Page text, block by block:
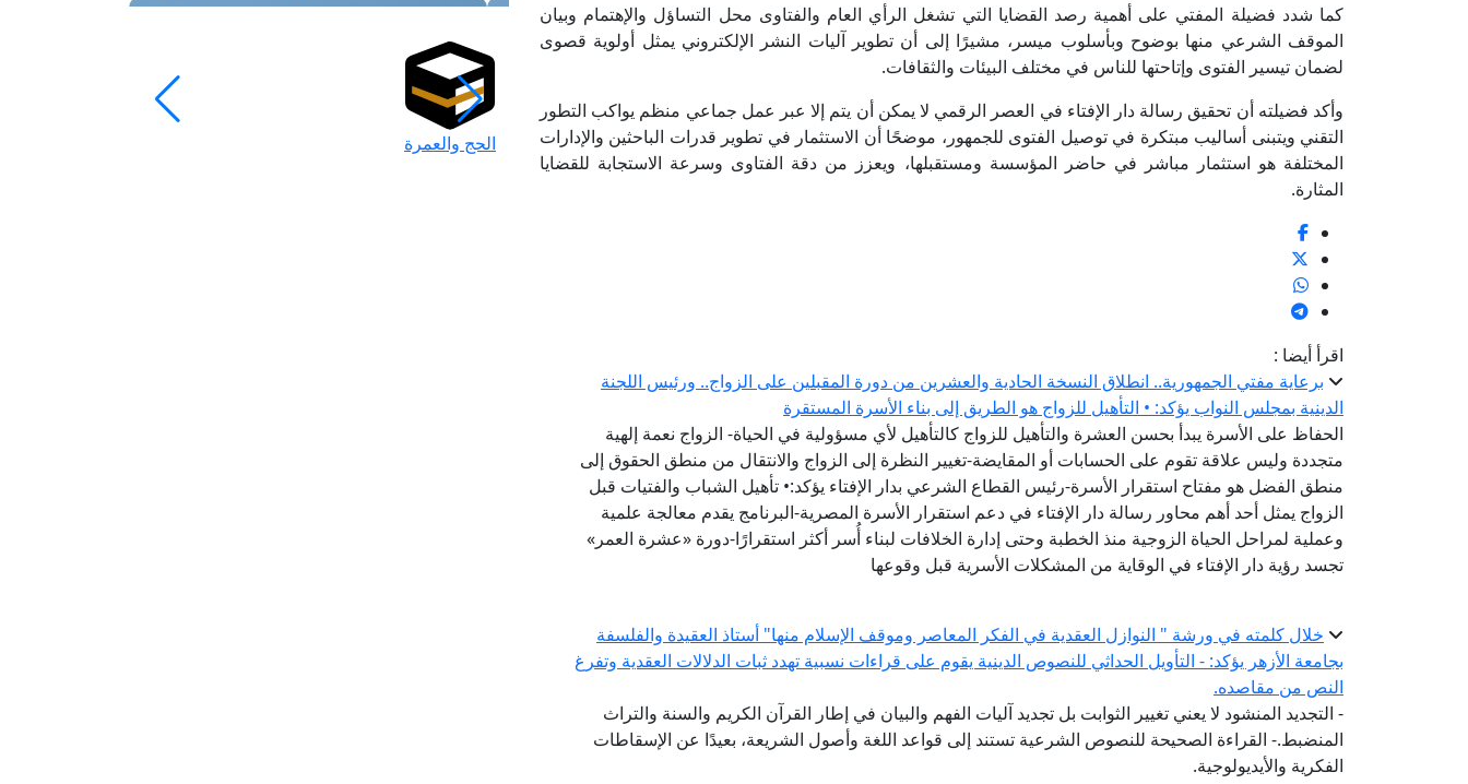
كما شدد فضيلة المفتي على أهمية رصد القضايا التي تشغل الرأي العام والفتاوى محل التساؤل والإهتمام وبيان
الموقف الشرعي منها بوضوح وبأسلوب ميسر، مشيرًا إلى أن تطوير آليات النشر الإلكتروني يمثل أولوية قصوى
لضمان تيسير الفتوى وإتاحتها للناس في مختلف البيئات والثقافات.
وأكد فضيلته أن تحقيق رسالة دار الإفتاء في العصر الرقمي لا يمكن أن يتم إلا عبر عمل جماعي منظم يواكب التطور
التقني ويتبنى أساليب مبتكرة في توصيل الفتوى للجمهور، موضحًا أن الاستثمار في تطوير قدرات الباحثين والإدارات
المختلفة هو استثمار مباشر في حاضر المؤسسة ومستقبلها، ويعزز من دقة الفتاوى وسرعة الاستجابة للقضايا
المثارة.
اقرأ أيضا :
برعاية مفتي الجمهورية.. انطلاق النسخة الحادية والعشرين من دورة المقبلين على الزواج.. ورئيس اللجنة
الدينية بمجلس النواب يؤكد: • التأهيل للزواج هو الطريق إلى بناء الأسرة المستقرة
الحفاظ على الأسرة يبدأ بحسن العشرة والتأهيل للزواج كالتأهيل لأي مسؤولية في الحياة- الزواج نعمة إلهية
متجددة وليس علاقة تقوم على الحسابات أو المقايضة-تغيير النظرة إلى الزواج والانتقال من منطق الحقوق إلى
منطق الفضل هو مفتاح استقرار الأسرة-رئيس القطاع الشرعي بدار الإفتاء يؤكد:• تأهيل الشباب والفتيات قبل
الزواج يمثل أحد أهم محاور رسالة دار الإفتاء في دعم استقرار الأسرة المصرية-البرنامج يقدم معالجة علمية
وعملية لمراحل الحياة الزوجية منذ الخطبة وحتى إدارة الخلافات لبناء أُسر أكثر استقرارًا-دورة «عشرة العمر»
تجسد رؤية دار الإفتاء في الوقاية من المشكلات الأسرية قبل وقوعها
خلال كلمته في ورشة " النوازل العقدية في الفكر المعاصر وموقف الإسلام منها" أستاذ العقيدة والفلسفة
بجامعة الأزهر يؤكد: - التأويل الحداثي للنصوص الدينية يقوم على قراءات نسبية تهدد ثبات الدلالات العقدية وتفرغ
النص من مقاصده.
- التجديد المنشود لا يعني تغيير الثوابت بل تجديد آليات الفهم والبيان في إطار القرآن الكريم والسنة والتراث
المنضبط.- القراءة الصحيحة للنصوص الشرعية تستند إلى قواعد اللغة وأصول الشريعة، بعيدًا عن الإسقاطات
الفكرية والأيديولوجية.
الحج والعمرة